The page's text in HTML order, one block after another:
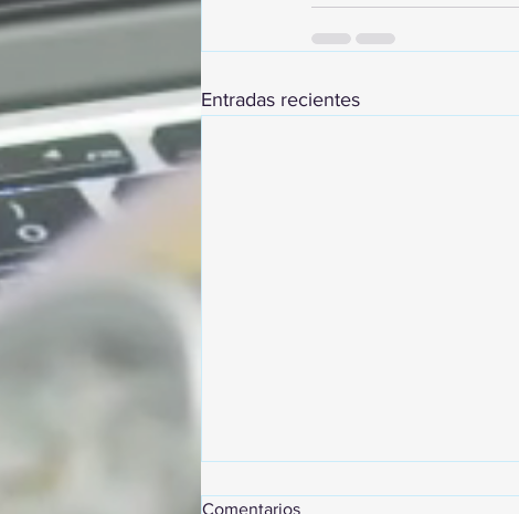
Entradas recientes
Comentarios